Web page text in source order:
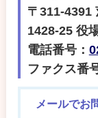
〒311-4391
1428-25 役
電話番号：
ファクス番
メールでお